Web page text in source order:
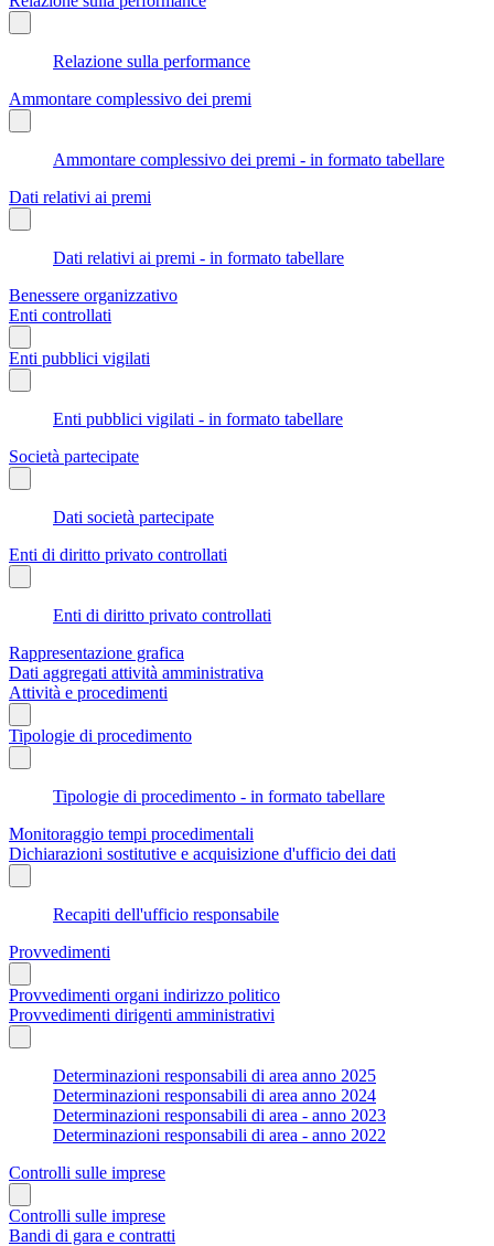
Relazione sulla performance
Ammontare complessivo dei premi
Ammontare complessivo dei premi - in formato tabellare
Dati relativi ai premi
Dati relativi ai premi - in formato tabellare
Benessere organizzativo
Enti controllati
Enti pubblici vigilati
Enti pubblici vigilati - in formato tabellare
Società partecipate
Dati società partecipate
Enti di diritto privato controllati
Enti di diritto privato controllati
Rappresentazione grafica
Dati aggregati attività amministrativa
Attività e procedimenti
Tipologie di procedimento
Tipologie di procedimento - in formato tabellare
Monitoraggio tempi procedimentali
Dichiarazioni sostitutive e acquisizione d'ufficio dei dati
Recapiti dell'ufficio responsabile
Provvedimenti
Provvedimenti organi indirizzo politico
Provvedimenti dirigenti amministrativi
Determinazioni responsabili di area anno 2025
Determinazioni responsabili di area anno 2024
Determinazioni responsabili di area - anno 2023
Determinazioni responsabili di area - anno 2022
Controlli sulle imprese
Controlli sulle imprese
Bandi di gara e contratti